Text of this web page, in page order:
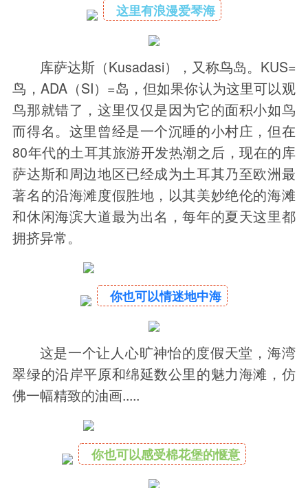
这里有浪漫爱琴海
库萨达斯（Kusadasi），又称鸟岛。KUS=
鸟，ADA（SI）=岛，但如果你认为这里可以观
鸟那就错了，这里仅仅是因为它的面积小如鸟
而得名。这里曾经是一个沉睡的小村庄，但在
80年代的土耳其旅游开发热潮之后，现在的库
萨达斯和周边地区已经成为土耳其乃至欧洲最
著名的沿海滩度假胜地，以其美妙绝伦的海滩
和休闲海滨大道最为出名，每年的夏天这里都
拥挤异常。
你也可以情迷地中海
这是一个让人心旷神怡的度假天堂，海湾
翠绿的沿岸平原和绵延数公里的魅力海滩，仿
佛一幅精致的油画.....
你也可以感受棉花堡的惬意